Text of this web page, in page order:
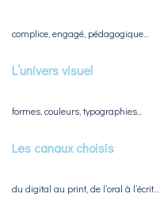
complice, engagé, pédagogique…
L’univers visuel
formes, couleurs, typographies...
Les canaux choisis
du digital au print, de l’oral à l’écrit…